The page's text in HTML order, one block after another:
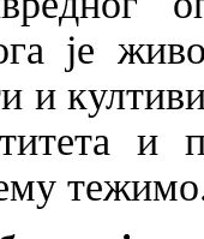
је
и
и